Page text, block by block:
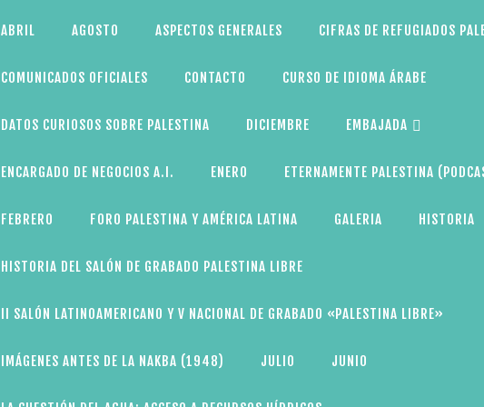
ABRIL AGOSTO ASPECTOS GENERALES CIFRAS DE REFUGIADOS
COMUNICADOS OFICIALES CONTACTO CURSO DE IDIOMA ÁRABE
DATOS CURIOSOS SOBRE PALESTINA DICIEMBRE EMBAJADA
ENCARGADO DE NEGOCIOS A.I. ENERO ETERNAMENTE PALESTINA
FEBRERO FORO PALESTINA Y AMÉRICA LATINA GALERIA HISTORIA
HISTORIA DEL SALÓN DE GRABADO PALESTINA LIBRE
II SALÓN LATINOAMERICANO Y V NACIONAL DE GRABADO «PALESTINA LIBRE»
IMÁGENES ANTES DE LA NAKBA (1948) JULIO JUNIO